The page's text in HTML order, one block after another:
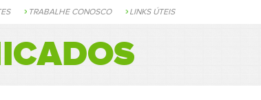
TRABALHE CONOSCO LINKS ÚTEIS